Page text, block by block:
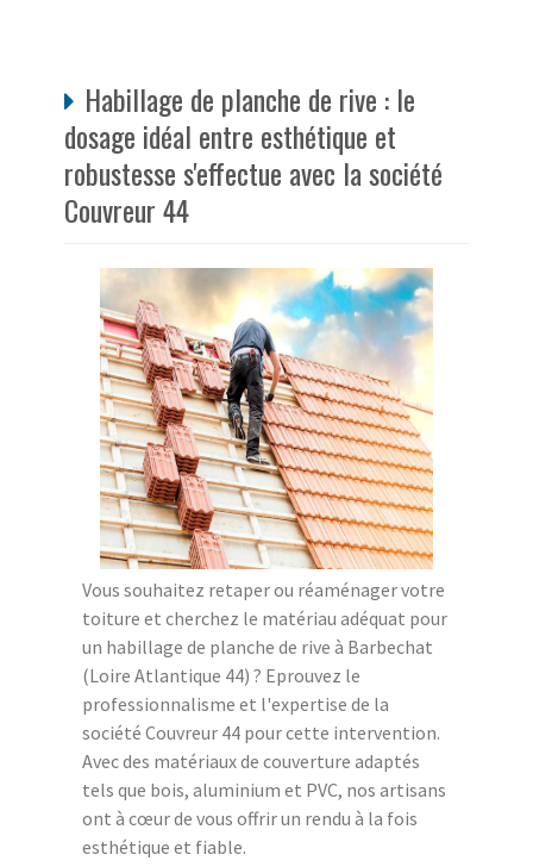
Habillage de planche de rive : le
dosage idéal entre esthétique et
robustesse s'effectue avec la société
Couvreur 44
Vous souhaitez retaper ou réaménager votre
toiture et cherchez le matériau adéquat pour
un habillage de planche de rive à Barbechat
(Loire Atlantique 44) ? Eprouvez le
professionnalisme et l'expertise de la
société Couvreur 44 pour cette intervention.
Avec des matériaux de couverture adaptés
tels que bois, aluminium et PVC, nos artisans
ont à cœur de vous offrir un rendu à la fois
esthétique et fiable.